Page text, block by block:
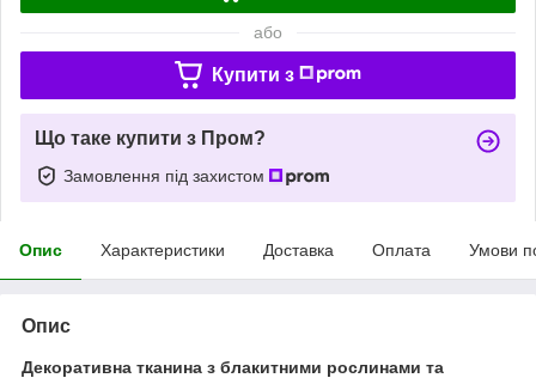
або
Купити з
Що таке купити з Пром?
Замовлення під захистом
Опис Характеристики Доставка Оплата Умови
Опис
Декоративна тканина з блакитними рослинами та